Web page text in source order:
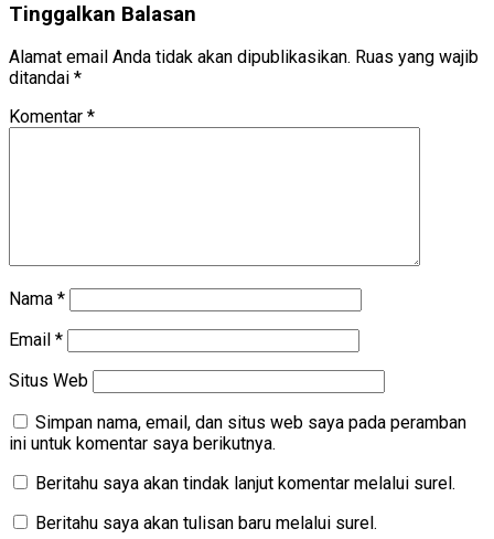
Tinggalkan Balasan
Alamat email Anda tidak akan dipublikasikan. Ruas yang wajib
ditandai *
Komentar *
Nama *
Email *
Situs Web
Simpan nama, email, dan situs web saya pada peramban
ini untuk komentar saya berikutnya.
Beritahu saya akan tindak lanjut komentar melalui surel.
Beritahu saya akan tulisan baru melalui surel.